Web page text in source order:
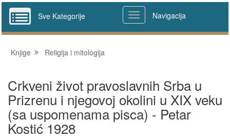
Sve Kategorije Navigacija
Knjige Religija i mitologija
Crkveni život pravoslavnih Srba u
Prizrenu i njegovoj okolini u XIX veku
(sa uspomenama pisca) - Petar
Kostić 1928